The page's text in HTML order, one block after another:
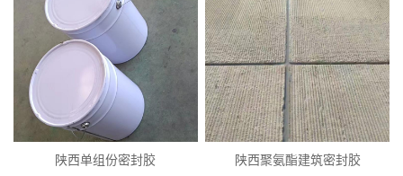
陕西单组份密封胶 陕西聚氨酯建筑密封胶